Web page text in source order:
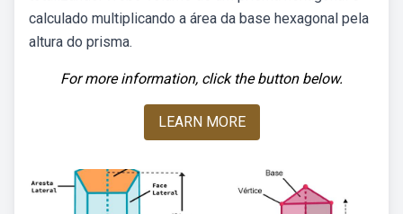
calculado multiplicando a área da base hexagonal pela
altura do prisma.
For more information, click the button below.
LEARN MORE